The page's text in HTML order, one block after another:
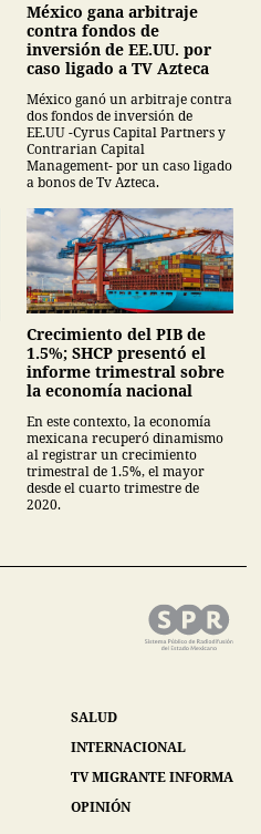
México gana arbitraje
contra fondos de
inversión de EE.UU. por
caso ligado a TV Azteca
México ganó un arbitraje contra
dos fondos de inversión de
EE.UU -Cyrus Capital Partners y
Contrarian Capital
Management- por un caso ligado
a bonos de Tv Azteca.
Crecimiento del PIB de
1.5%; SHCP presentó el
informe trimestral sobre
la economía nacional
En este contexto, la economía
mexicana recuperó dinamismo
al registrar un crecimiento
trimestral de 1.5%, el mayor
desde el cuarto trimestre de
2020.
SALUD
INTERNACIONAL
TV MIGRANTE INFORMA
OPINIÓN